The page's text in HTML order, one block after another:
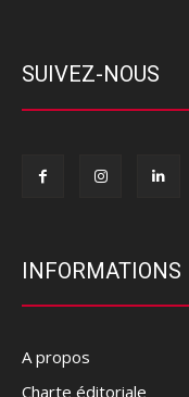
SUIVEZ-NOUS
INFORMATIONS
A propos
Charte éditoriale